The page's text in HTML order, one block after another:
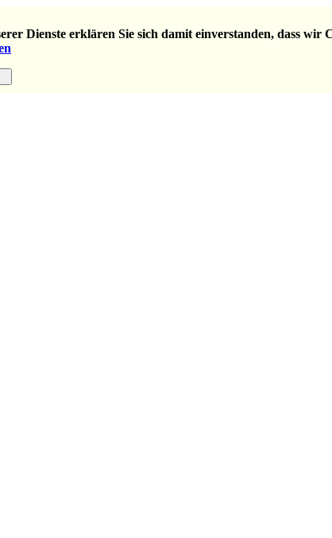
Dienste erklären Sie sich damit einverstanden, dass wir